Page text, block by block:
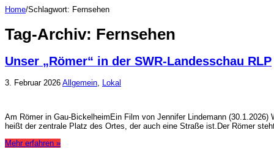
Home/Schlagwort: Fernsehen
Tag-Archiv: Fernsehen
Unser „Römer“ in der SWR-Landesschau RLP
3. Februar 2026 Allgemein, Lokal
Am Römer in Gau-BickelheimEin Film von Jennifer Lindemann
heißt der zentrale Platz des Ortes, der auch eine Straße ist.Der Römer
Mehr erfahren »